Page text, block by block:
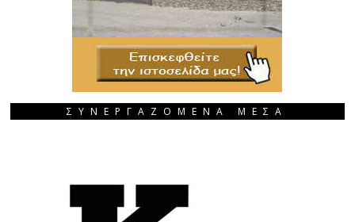
ΣΥΝΕΡΓΑΖΟΜΕΝΑ ΜΕΣΑ